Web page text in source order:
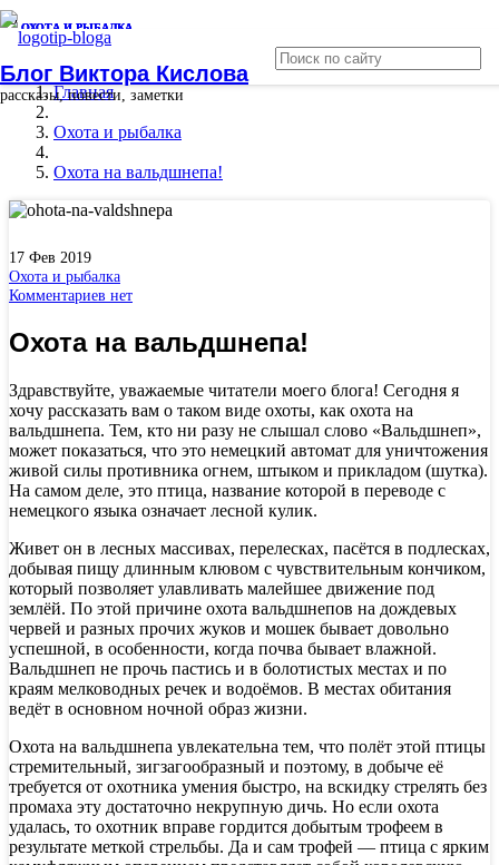
Блог Виктора Кислова
рассказы, повести, заметки
Главная
Охота и рыбалка
Охота на вальдшнепа!
17 Фев 2019
Охота и рыбалка
Комментариев нет
Охота на вальдшнепа!
Здравствуйте, уважаемые читатели моего блога! Сегодня я
хочу рассказать вам о таком виде охоты, как охота на
вальдшнепа. Тем, кто ни разу не слышал слово «Вальдшнеп»,
может показаться, что это немецкий автомат для уничтожения
живой силы противника огнем, штыком и прикладом (шутка).
На самом деле, это птица, название которой в переводе с
немецкого языка означает лесной кулик.
Живет он в лесных массивах, перелесках, пасётся в подлесках,
добывая пищу длинным клювом с чувствительным кончиком,
который позволяет улавливать малейшее движение под
землёй. По этой причине охота вальдшнепов на дождевых
червей и разных прочих жуков и мошек бывает довольно
успешной, в особенности, когда почва бывает влажной.
Вальдшнеп не прочь пастись и в болотистых местах и по
краям мелководных речек и водоёмов. В местах обитания
ведёт в основном ночной образ жизни.
Охота на вальдшнепа увлекательна тем, что полёт этой птицы
стремительный, зигзагообразный и поэтому, в добыче её
требуется от охотника умения быстро, на вскидку стрелять без
промаха эту достаточно некрупную дичь. Но если охота
удалась, то охотник вправе гордится добытым трофеем в
результате меткой стрельбы. Да и сам трофей — птица с ярким
ОХОТА И РЫБАЛКА
ОХОТА И РЫБАЛКА
ОХОТА И РЫБАЛКА